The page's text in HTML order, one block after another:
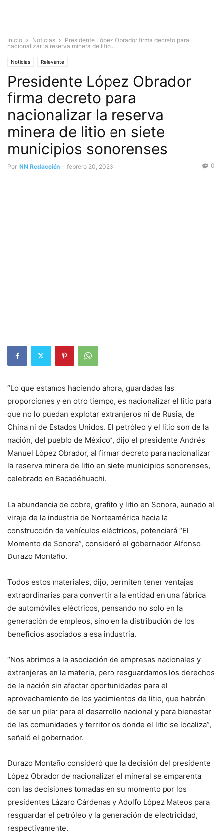
Inicio Noticias
Presidente López Obrador firma decreto para
nacionalizar la reserva minera de litio...
Noticias Relevante
Presidente López Obrador
firma decreto para
nacionalizar la reserva
minera de litio en siete
municipios sonorenses
Por NN Redacción - febrero 20, 2023 0
“Lo que estamos haciendo ahora, guardadas las
proporciones y en otro tiempo, es nacionalizar el litio para
que no lo puedan explotar extranjeros ni de Rusia, de
China ni de Estados Unidos. El petróleo y el litio son de la
nación, del pueblo de México”, dijo el presidente Andrés
Manuel López Obrador, al firmar decreto para nacionalizar
la reserva minera de litio en siete municipios sonorenses,
celebrado en Bacadéhuachi.
La abundancia de cobre, grafito y litio en Sonora, aunado al
viraje de la industria de Norteamérica hacia la
construcción de vehículos eléctricos, potenciará “El
Momento de Sonora”, consideró el gobernador Alfonso
Durazo Montaño.
Todos estos materiales, dijo, permiten tener ventajas
extraordinarias para convertir a la entidad en una fábrica
de automóviles eléctricos, pensando no solo en la
generación de empleos, sino en la distribución de los
beneficios asociados a esa industria.
“Nos abrimos a la asociación de empresas nacionales y
extranjeras en la materia, pero resguardamos los derechos
de la nación sin afectar oportunidades para el
aprovechamiento de los yacimientos de litio, que habrán
de ser un pilar para el desarrollo nacional y para bienestar
de las comunidades y territorios donde el litio se localiza”,
señaló el gobernador.
Durazo Montaño consideró que la decisión del presidente
López Obrador de nacionalizar el mineral se emparenta
con las decisiones tomadas en su momento por los
presidentes Lázaro Cárdenas y Adolfo López Mateos para
resguardar el petróleo y la generación de electricidad,
respectivamente.